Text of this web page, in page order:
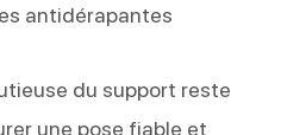
antidérapantes
du support reste
une pose fiable et